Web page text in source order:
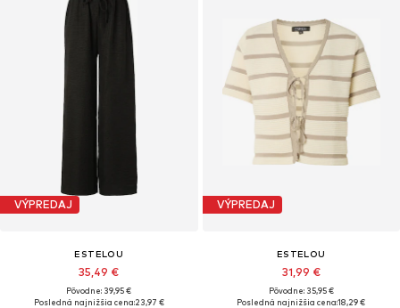
VÝPREDAJ
ESTELOU
35,49 €
Pôvodne: 39,95 €
Posledná najnižšia cena:23,97 €
VÝPREDAJ
ESTELOU
31,99 €
Pôvodne: 35,95 €
Posledná najnižšia cena:18,29 €